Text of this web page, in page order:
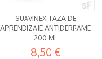
SUAVINEX TAZA DE
APRENDIZAJE ANTIDERRAME
200 ML
8,50 €